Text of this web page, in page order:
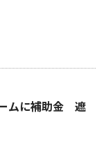
ムに補助金 遮